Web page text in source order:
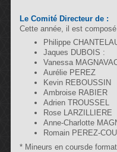
Le Comité Directeur de :
Cette année, il est
Philippe
Jaques DUBOIS :
Vanessa
Aurélie
Kevin REBOUSSIN
Ambroise RABIER
Adrien TROUSSEL
Rose LARZILLIERE
Anne-Charlotte
Romain PEREZ-
* Mineurs en coursde